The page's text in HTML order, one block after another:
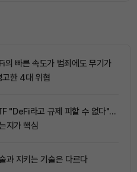
의 빠른 속도가 범죄에도 무기가
한 4대 위협
"DeFi라고 규제 피할 수 없다"…
지가 핵심
과 지키는 기술은 다르다